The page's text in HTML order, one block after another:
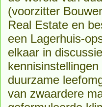
(voorzitter
Real Estate en
een Lagerhuis-
elkaar in
duurzame
van zwaardere